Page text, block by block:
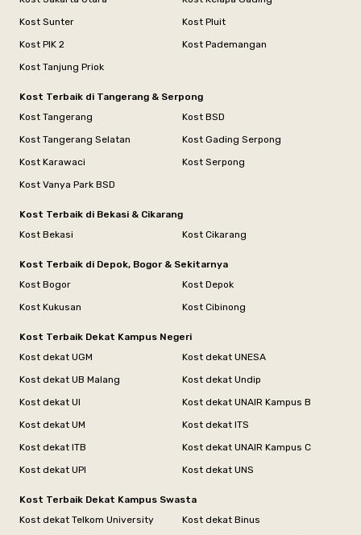
Kost Sunter
Kost Pluit
Kost PIK 2
Kost Pademangan
Kost Tanjung Priok
Kost Terbaik di Tangerang & Serpong
Kost Tangerang
Kost BSD
Kost Tangerang Selatan
Kost Gading Serpong
Kost Karawaci
Kost Serpong
Kost Vanya Park BSD
Kost Terbaik di Bekasi & Cikarang
Kost Bekasi
Kost Cikarang
Kost Terbaik di Depok, Bogor & Sekitarnya
Kost Bogor
Kost Depok
Kost Kukusan
Kost Cibinong
Kost Terbaik Dekat Kampus Negeri
Kost dekat UGM
Kost dekat UNESA
Kost dekat UB Malang
Kost dekat Undip
Kost dekat UI
Kost dekat UNAIR Kampus B
Kost dekat UM
Kost dekat ITS
Kost dekat ITB
Kost dekat UNAIR Kampus C
Kost dekat UPI
Kost dekat UNS
Kost Terbaik Dekat Kampus Swasta
Kost dekat Telkom University
Kost dekat Binus